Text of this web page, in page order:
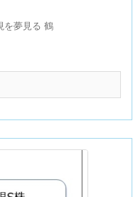
を夢見る 鶴